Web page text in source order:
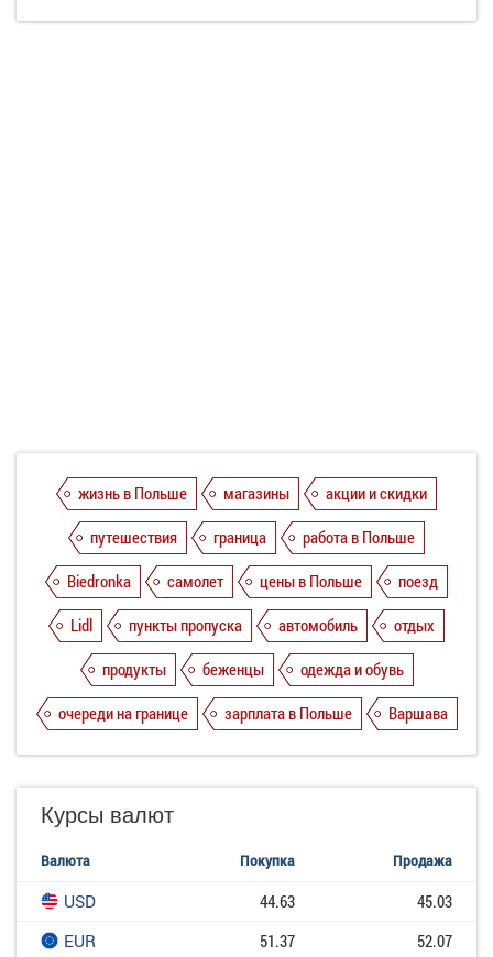
жизнь в Польше магазины
акции и скидки
путешествия
граница
работа в Польше
Biedronka
самолет цены в Польше
поезд
Lidl
пункты пропуска автомобиль
отдых
продукты
беженцы
одежда и обувь
очереди на границе
зарплата в Польше Варшава
Курсы валют
Валюта Покупка Продажа
USD 44.63
45.03
EUR
51.37
52.07